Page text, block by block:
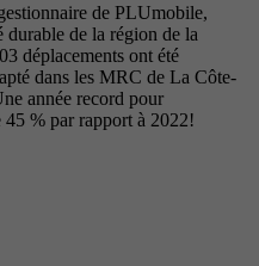
de PLUmobile,
de la région de la
déplacements ont été
dans les MRC de La Côte-
année record pour
% par rapport à 2022!